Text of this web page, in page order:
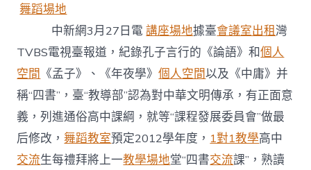
網】
臺
灣
將
把
儒
家
四
書
列
進
舞蹈場地
中新網3月27日電講座場地據臺會議室出租灣
TVBS電視臺報道，紀錄孔子言行的《論語》和個人
空間 《孟子》、《年夜學》個人空間以及《中庸》并
稱“四書”，臺“教導部”認為對中華文明傳承，有正面意
義，列進通俗高中課綱，就等“課程發展委員會”做最
后修改，舞蹈教室預定2012學年度， 1對1教學高中
交流生每禮拜將上一教學場地堂“四書交流課”，熟讀